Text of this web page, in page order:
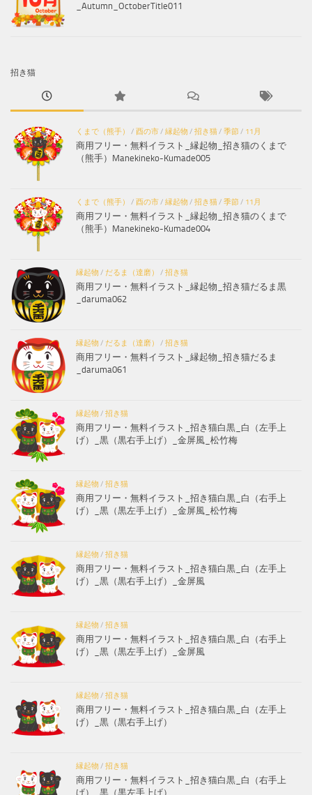
_Autumn_OctoberTitle011
招き猫
くまで（熊手） / 酉の市/ 縁起物/ 招き猫/ 季節/ 11月
商用フリー・無料イラスト_縁起物_招き猫のくまで
（熊手）Manekineko-Kumade005
くまで（熊手） / 酉の市/ 縁起物/ 招き猫/ 季節/ 11月
商用フリー・無料イラスト_縁起物_招き猫のくまで
（熊手）Manekineko-Kumade004
縁起物/ だるま（達磨） / 招き猫
商用フリー・無料イラスト_縁起物_招き猫だるま黒
_daruma062
縁起物/ だるま（達磨） / 招き猫
商用フリー・無料イラスト_縁起物_招き猫だるま
_daruma061
縁起物/ 招き猫
商用フリー・無料イラスト_招き猫白黒_白（左手上
げ）_黒（黒右手上げ）_金屏風_松竹梅
縁起物/ 招き猫
商用フリー・無料イラスト_招き猫白黒_白（右手上
げ）_黒（黒左手上げ）_金屏風_松竹梅
縁起物/ 招き猫
商用フリー・無料イラスト_招き猫白黒_白（左手上
げ）_黒（黒右手上げ）_金屏風
縁起物/ 招き猫
商用フリー・無料イラスト_招き猫白黒_白（右手上
げ）_黒（黒左手上げ）_金屏風
縁起物/ 招き猫
商用フリー・無料イラスト_招き猫白黒_白（左手上
げ）_黒（黒右手上げ）
縁起物/ 招き猫
商用フリー・無料イラスト_招き猫白黒_白（右手上
げ）_黒（黒左手上げ）